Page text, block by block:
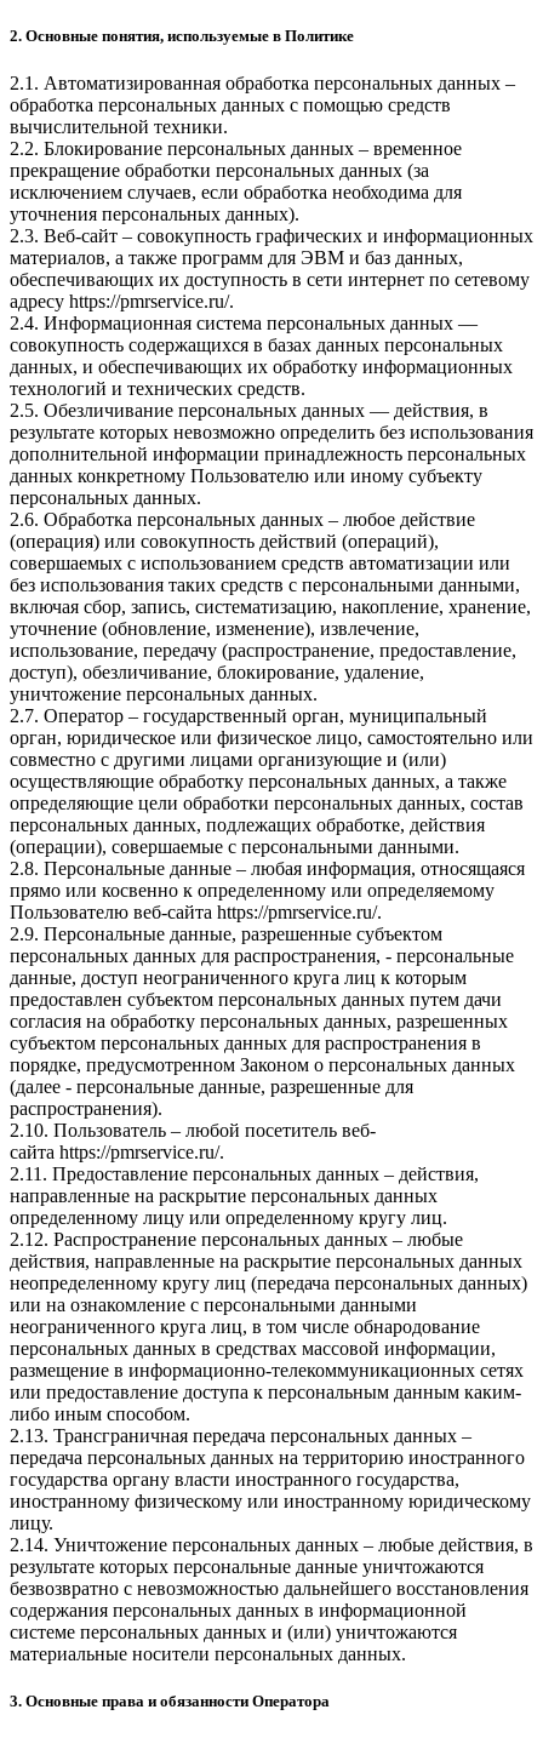
2. Основные понятия, используемые в Политике
2.1. Автоматизированная обработка персональных данных –
обработка персональных данных с помощью средств
вычислительной техники.
2.2. Блокирование персональных данных – временное
прекращение обработки персональных данных (за
исключением случаев, если обработка необходима для
уточнения персональных данных).
2.3. Веб-сайт – совокупность графических и информационных
материалов, а также программ для ЭВМ и баз данных,
обеспечивающих их доступность в сети интернет по сетевому
адресу https://pmrservice.ru/.
2.4. Информационная система персональных данных —
совокупность содержащихся в базах данных персональных
данных, и обеспечивающих их обработку информационных
технологий и технических средств.
2.5. Обезличивание персональных данных — действия, в
результате которых невозможно определить без использования
дополнительной информации принадлежность персональных
данных конкретному Пользователю или иному субъекту
персональных данных.
2.6. Обработка персональных данных – любое действие
(операция) или совокупность действий (операций),
совершаемых с использованием средств автоматизации или
без использования таких средств с персональными данными,
включая сбор, запись, систематизацию, накопление, хранение,
уточнение (обновление, изменение), извлечение,
использование, передачу (распространение, предоставление,
доступ), обезличивание, блокирование, удаление,
уничтожение персональных данных.
2.7. Оператор – государственный орган, муниципальный
орган, юридическое или физическое лицо, самостоятельно или
совместно с другими лицами организующие и (или)
осуществляющие обработку персональных данных, а также
определяющие цели обработки персональных данных, состав
персональных данных, подлежащих обработке, действия
(операции), совершаемые с персональными данными.
2.8. Персональные данные – любая информация, относящаяся
прямо или косвенно к определенному или определяемому
Пользователю веб-сайта https://pmrservice.ru/.
2.9. Персональные данные, разрешенные субъектом
персональных данных для распространения, - персональные
данные, доступ неограниченного круга лиц к которым
предоставлен субъектом персональных данных путем дачи
согласия на обработку персональных данных, разрешенных
субъектом персональных данных для распространения в
порядке, предусмотренном Законом о персональных данных
(далее - персональные данные, разрешенные для
распространения).
2.10. Пользователь – любой посетитель веб-
сайта https://pmrservice.ru/.
2.11. Предоставление персональных данных – действия,
направленные на раскрытие персональных данных
определенному лицу или определенному кругу лиц.
2.12. Распространение персональных данных – любые
действия, направленные на раскрытие персональных данных
неопределенному кругу лиц (передача персональных данных)
или на ознакомление с персональными данными
неограниченного круга лиц, в том числе обнародование
персональных данных в средствах массовой информации,
размещение в информационно-телекоммуникационных сетях
или предоставление доступа к персональным данным каким-
либо иным способом.
2.13. Трансграничная передача персональных данных –
передача персональных данных на территорию иностранного
государства органу власти иностранного государства,
иностранному физическому или иностранному юридическому
лицу.
2.14. Уничтожение персональных данных – любые действия, в
результате которых персональные данные уничтожаются
безвозвратно с невозможностью дальнейшего восстановления
содержания персональных данных в информационной
системе персональных данных и (или) уничтожаются
материальные носители персональных данных.
3. Основные права и обязанности Оператора